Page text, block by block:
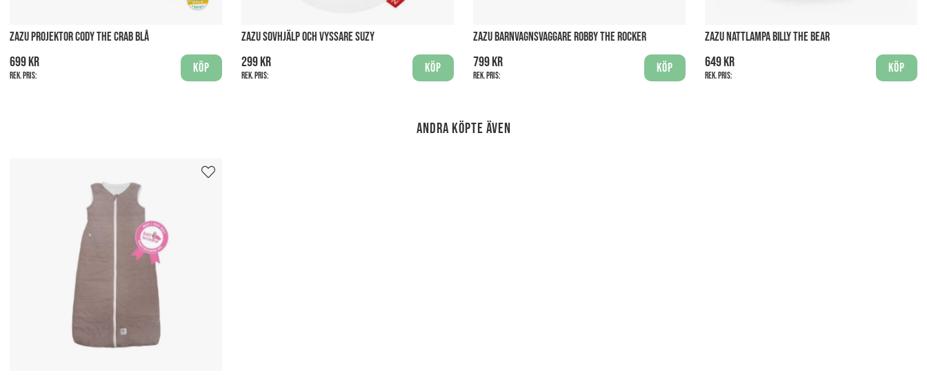
ZAZU PROJEKTOR CODY THE CRAB BLÅ
699 kr
Rek. pris:
Köp
ZAZU SOVHJÄLP OCH VYSSARE SUZY
299 kr
Rek. pris:
Köp
ZAZU BARNVAGNSVAGGARE ROBBY THE ROCKER
799 kr
Rek. pris:
Köp
ZAZU NATTLAMPA BILLY THE BEAR
649 kr
Rek. pris:
Köp
Andra köpte även